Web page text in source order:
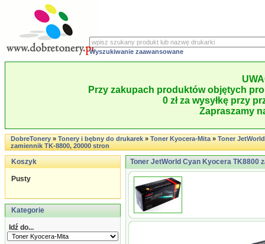
Wyszukiwanie zaawansowane
Przy zakupach produktów objętych
0 zł za wysyłkę przy
Zapraszamy
DobreTonery»Tonery i bębny do drukarek»Toner Kyocera-Mita»Toner
zamiennik TK-8800, 20000 stron
Koszyk
Pusty
Kategorie
Idź do...
Toner JetWorld Cyan Kyocera TK8800